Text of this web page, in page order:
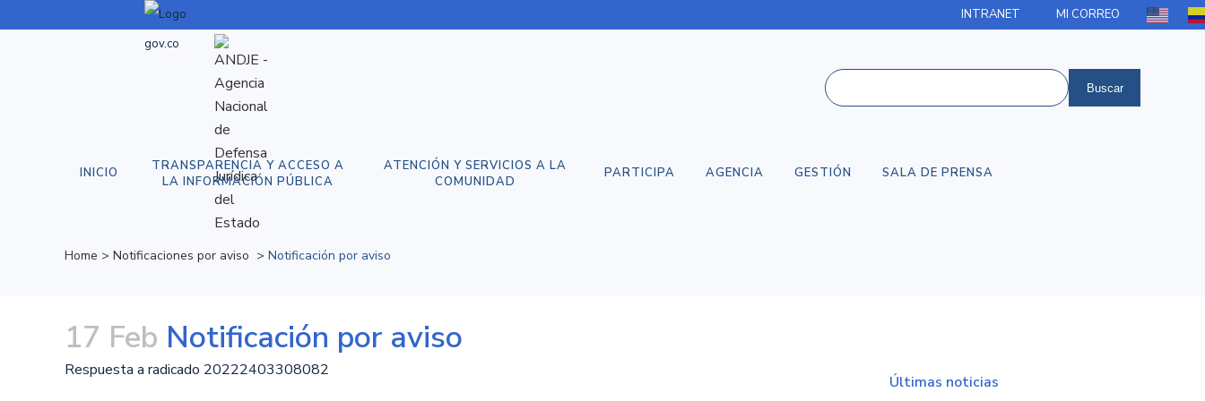
INTRANET MI CORREO
INICIO
TRANSPARENCIA Y ACCESO A
LA INFORMACIÓN PÚBLICA
ATENCIÓN Y SERVICIOS A LA
COMUNIDAD
PARTICIPA AGENCIA GESTIÓN SALA DE PRENSA
Home > Notificaciones por aviso > Notificación por aviso
17 Feb Notificación por aviso
Respuesta a radicado 20222403308082
Últimas noticias